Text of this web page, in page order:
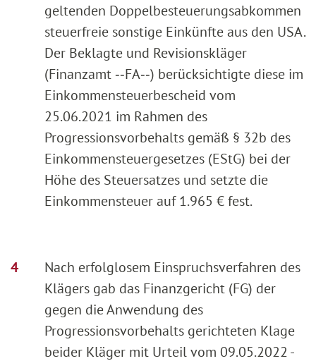
geltenden Doppelbesteuerungsabkommen
steuerfreie sonstige Einkünfte aus den USA.
Der Beklagte und Revisionskläger
(Finanzamt ‑‑FA‑‑) berücksichtigte diese im
Einkommensteuerbescheid vom
25.06.2021 im Rahmen des
Progressionsvorbehalts gemäß § 32b des
Einkommensteuergesetzes (EStG) bei der
Höhe des Steuersatzes und setzte die
Einkommensteuer auf 1.965 € fest.
Nach erfolglosem Einspruchsverfahren des
Klägers gab das Finanzgericht (FG) der
gegen die Anwendung des
Progressionsvorbehalts gerichteten Klage
beider Kläger mit Urteil vom 09.05.2022 -